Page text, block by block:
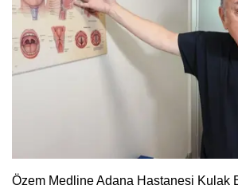
Özem Medline Adana Hastanesi Kulak